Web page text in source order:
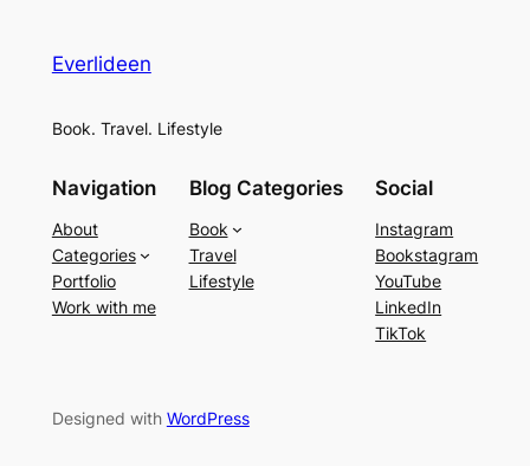
Everlideen
Book. Travel. Lifestyle
Navigation
About
Categories
Portfolio
Work with me
Blog Categories
Book
Travel
Lifestyle
Social
Instagram
Bookstagram
YouTube
LinkedIn
TikTok
Designed with WordPress